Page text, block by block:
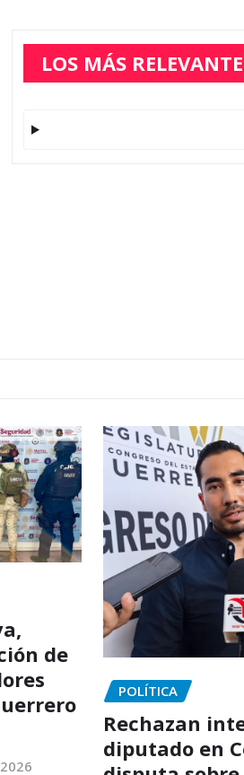
LOS MÁS RELEVANTE
de
POLÍTICA
Rechazan
diputado en